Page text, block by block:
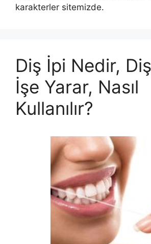
karakterler sitemizde.
Diş İpi Nedir,
İşe Yarar, Nasıl
Kullanılır?